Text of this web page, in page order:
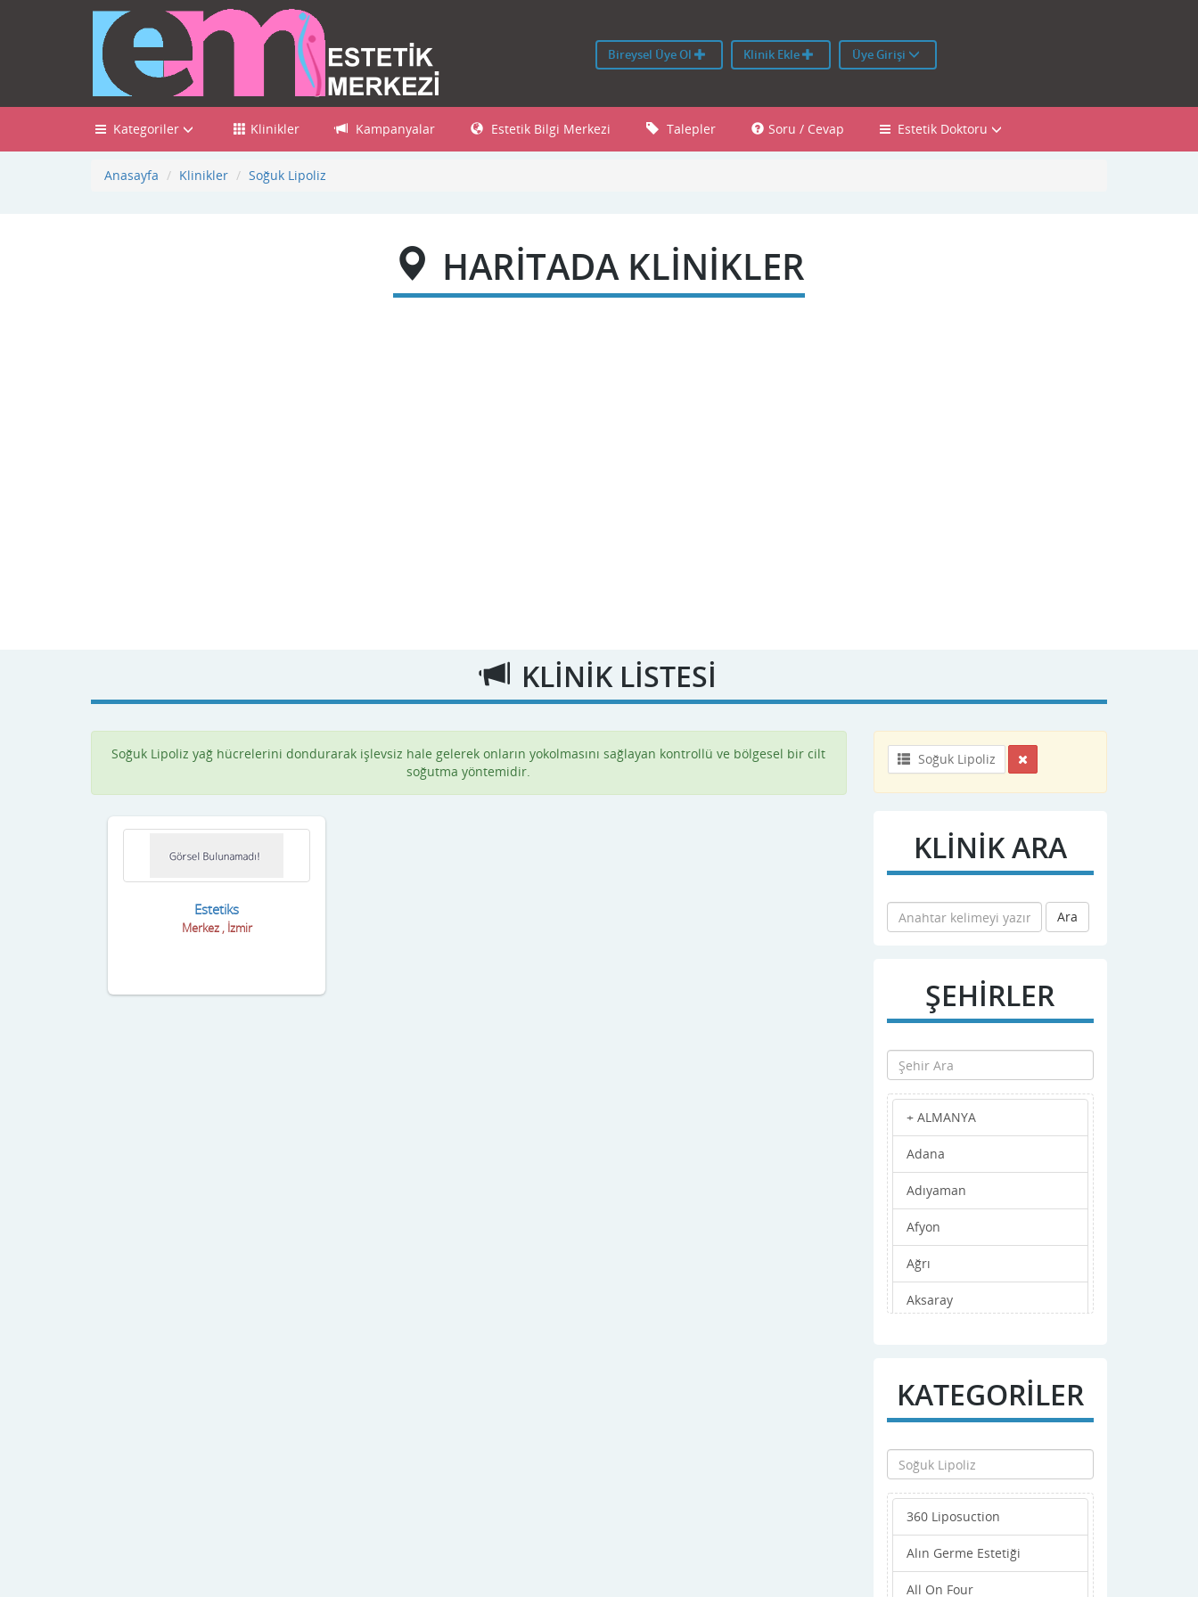
Bireysel Üye Ol Klinik Ekle Üye Girişi
Kategoriler Klinikler Kampanyalar Estetik Bilgi Merkezi Talepler Soru / Cevap Estetik Doktoru
Anasayfa Klinikler Soğuk Lipoliz
HARİTADA KLİNİKLER
KLİNİK LİSTESİ
Soğuk Lipoliz yağ hücrelerini dondurarak işlevsiz hale gelerek onların yokolmasını sağlayan kontrollü ve bölgesel bir cilt
soğutma yöntemidir.
Estetiks
Merkez , İzmir
Soğuk Lipoliz
KLİNİK ARA
Ara
ŞEHİRLER
+ ALMANYA
Adana
Adıyaman
Afyon
Ağrı
Aksaray
Antalya
Ardahan
Artvin
Aydın
Balıkesir
Bartın
KATEGORİLER
360 Liposuction
Alın Germe Estetiği
All On Four